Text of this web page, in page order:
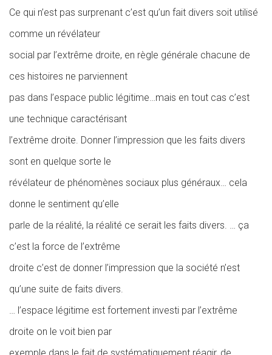
Ce qui n’est pas surprenant c’est qu’un fait divers soit utilisé
comme un révélateur
social par l’extrême droite, en règle générale chacune de
ces histoires ne parviennent
pas dans l’espace public légitime…mais en tout cas c’est
une technique caractérisant
l’extrême droite. Donner l’impression que les faits divers
sont en quelque sorte le
révélateur de phénomènes sociaux plus généraux… cela
donne le sentiment qu’elle
parle de la réalité, la réalité ce serait les faits divers. … ça
c’est la force de l’extrême
droite c’est de donner l’impression que la société n’est
qu’une suite de faits divers.
… l’espace légitime est fortement investi par l’extrême
droite on le voit bien par